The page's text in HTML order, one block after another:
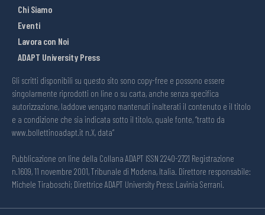
Chi Siamo
Eventi
Lavora con Noi
ADAPT University Press
Gli scritti disponibili su questo sito sono copy-free e possono essere
singolarmente riprodotti on line o su carta, anche senza specifica
autorizzazione, laddove vengano mantenuti inalterati il contenuto e il titolo
e a condizione che sia indicata sotto il titolo, quale fonte, “tratto da
www.bollettinoadapt.it n.X, data“
Pubblicazione on line della Collana ADAPT ISSN 2240-2721 Registrazione
n.1609, 11 novembre 2001, Tribunale di Modena, Italia. Direttore responsabile:
Michele Tiraboschi; Direttrice ADAPT University Press: Lavinia Serrani.